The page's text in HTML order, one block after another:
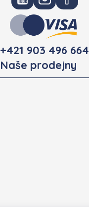
+421 903 496 664
Naše prodejny